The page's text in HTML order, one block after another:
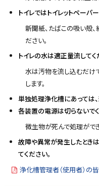
トイレではトイレットペーパ
新聞紙、たばこの吸い殻
ださい。
トイレの水は適正量流してく
水は汚物を流し込むだけ
します。
単独処理浄化槽にあっては
各装置の電源は切らないでく
微生物が死んで処理ができ
故障や異常が発生したとき
てください。
浄化槽管理者（使用者）の皆